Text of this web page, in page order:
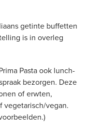
getinte buffetten
is in overleg
Pasta ook lunch-
bezorgen. Deze
of erwten,
vegetarisch/vegan.